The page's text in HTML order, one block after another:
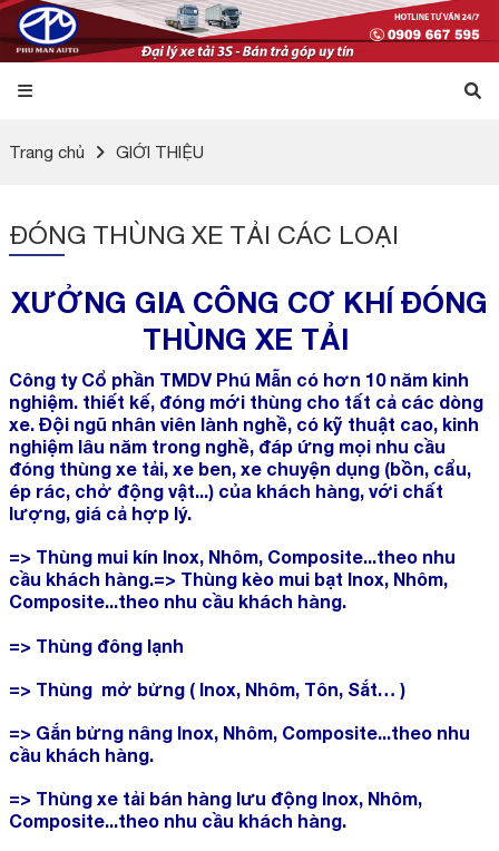
Trang chủ GIỚI THIỆU
ĐÓNG THÙNG XE TẢI CÁC LOẠI
XƯỞNG GIA CÔNG CƠ KHÍ ĐÓNG
THÙNG XE TẢI
Công ty Cổ phần TMDV Phú Mẫn có hơn 10 năm kinh
nghiệm. thiết kế, đóng mới thùng cho tất cả các dòng
xe. Đội ngũ nhân viên lành nghề, có kỹ thuật cao, kinh
nghiệm lâu năm trong nghề, đáp ứng mọi nhu cầu
đóng thùng xe tải, xe ben, xe chuyện dụng (bồn, cẩu,
ép rác, chở động vật...) của khách hàng, với chất
lượng, giá cả hợp lý.
=> Thùng mui kín Inox, Nhôm, Composite...theo nhu
cầu khách hàng.=> Thùng kèo mui bạt Inox, Nhôm,
Composite...theo nhu cầu khách hàng.
=> Thùng đông lạnh
=> Thùng mở bửng ( Inox, Nhôm, Tôn, Sắt… )
=> Gắn bửng nâng Inox, Nhôm, Composite...theo nhu
cầu khách hàng.
=> Thùng xe tải bán hàng lưu động Inox, Nhôm,
Composite...theo nhu cầu khách hàng.